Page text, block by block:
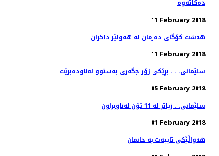
11 February 2018
هەشت كۆگای دەرمان لە هەولێر داخران
11 February 2018
سلێمانی. . . بڕێكی زۆر جگه‌ری به‌ستوو له‌ناوده‌برێت
05 February 2018
سلێمانی. . زیاتر له‌ 11 تۆن له‌ناوبراون
01 February 2018
هه‌واڵێكی تایبه‌ت به‌ خانمان